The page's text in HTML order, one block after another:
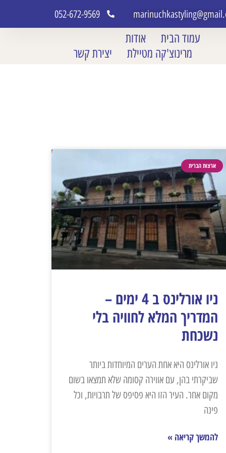
052-672-9569
עמוד הבית
אודות
מרינוצ'קה מטיילת
יצירת קשר
ארצות הברית
ניו אורלינס ב 4 ימים –
המדריך המלא לחוויה בלי
נשכחת
ניו אורלינס היא אחת הערים המיוחדות ביותר
שביקרתי בהן, עם אווירה קסומה שלא תמצאו בשום
מקום אחר. העיר הזו היא פסיפס של תרבויות, וכל
פינה
להמשך קריאה »